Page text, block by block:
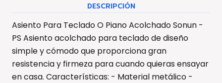
DESCRIPCIÓN
Asiento Para Teclado O Piano Acolchado Sonun -
PS Asiento acolchado para teclado de diseño
simple y cómodo que proporciona gran
resistencia y firmeza para cuando quieras ensayar
en casa. Características: - Material metálico -